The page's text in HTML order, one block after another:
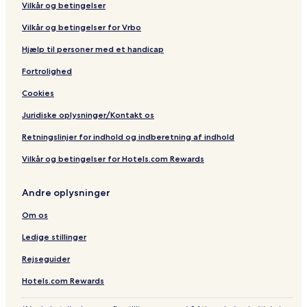
Vilkår og betingelser
Vilkår og betingelser for Vrbo
Hjælp til personer med et handicap
Fortrolighed
Cookies
Juridiske oplysninger/Kontakt os
Retningslinjer for indhold og indberetning af indhold
Vilkår og betingelser for Hotels.com Rewards
Andre oplysninger
Om os
Ledige stillinger
Rejseguider
Hotels.com Rewards